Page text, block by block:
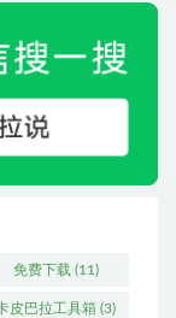
免费下载(11)
皮巴拉工具箱 (3)